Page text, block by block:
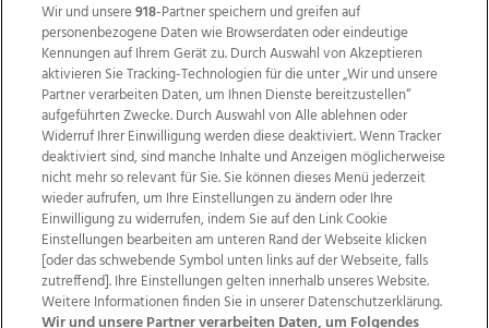
Wir über uns Mediadaten Kontakt
Jobs
Datenschutz
Impressum
AGB Anzeigekunden
AGB Website
Ehrenkodex Politische Werbung
Wir und unsere918-Partner speichern und greifen auf
personenbezogene Daten wie Browserdaten oder eindeutige
Kennungen auf Ihrem Gerät zu. Durch Auswahl von Akzeptieren
aktivieren Sie Tracking-Technologien für die unter „Wir und unsere
Partner verarbeiten Daten, um Ihnen Dienste bereitzustellen“
aufgeführten Zwecke. Durch Auswahl von Alle ablehnen oder
Widerruf Ihrer Einwilligung werden diese deaktiviert. Wenn Tracker
deaktiviert sind, sind manche Inhalte und Anzeigen möglicherweise
nicht mehr so relevant für Sie. Sie können dieses Menü jederzeit
wieder aufrufen, um Ihre Einstellungen zu ändern oder Ihre
Einwilligung zu widerrufen, indem Sie auf den Link Cookie
Einstellungen bearbeiten am unteren Rand der Webseite klicken
[oder das schwebende Symbol unten links auf der Webseite, falls
zutreffend]. Ihre Einstellungen gelten innerhalb unseres Website.
Weitere Informationen finden Sie in unserer Datenschutzerklärung.